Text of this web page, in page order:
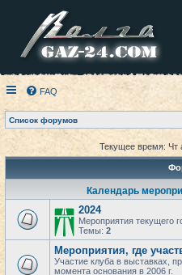
FAQ
Список форумов
Текущее время: Чт
Календарь
2024
Мероприятия текущего
Темы: 2
Мероприятия, где
Участие клуба в выставках,
момента основания в 2006 г.